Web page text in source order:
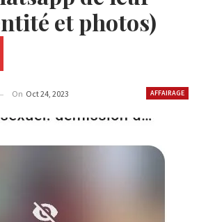
et photos)
AFFAIRAGE
On Oct 24, 2023